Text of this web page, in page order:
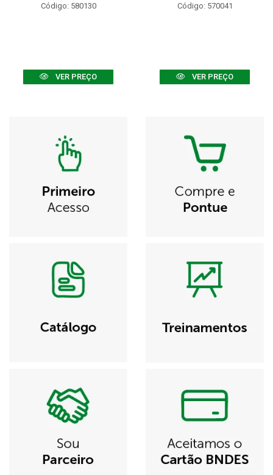
Código: 580130
VER PREÇO
Código: 570041
VER PREÇO